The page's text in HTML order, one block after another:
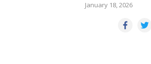
January 18, 2026